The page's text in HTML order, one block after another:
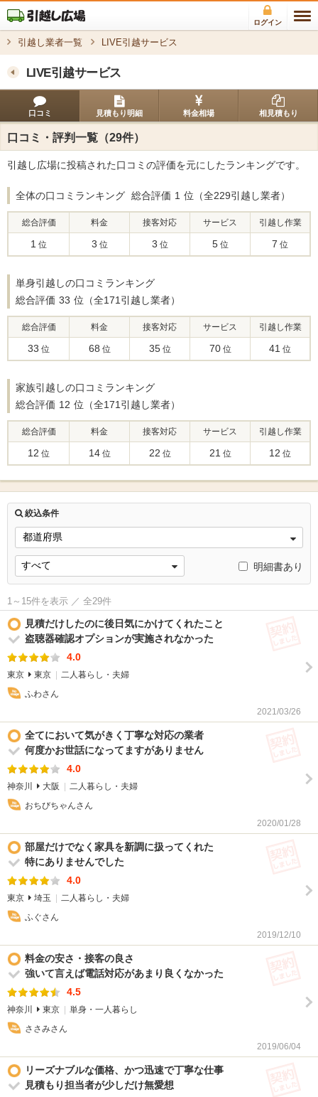
ログイン
引越し業者一覧 LIVE引越サービス
LIVE引越サービス
口コミ 見積もり明細 料金相場 相見積もり
口コミ・評判一覧（29件）
引越し広場に投稿された口コミの評価を元にしたランキングです。
全体の口コミランキング 総合評価 1 位（全229引越し業者）
総合評価 料金 接客対応 サービス 引越し作業
1 位 3 位 3 位 5 位 7 位
単身引越しの口コミランキング
総合評価 33 位（全171引越し業者）
総合評価 料金 接客対応 サービス 引越し作業
33 位 68 位 35 位 70 位 41 位
家族引越しの口コミランキング
総合評価 12 位（全171引越し業者）
総合評価 料金 接客対応 サービス 引越し作業
12 位 14 位 22 位 21 位 12 位
絞込条件
明細書あり
1～15件を表示 ／ 全29件
見積だけしたのに後日気にかけてくれたこと
盗聴器確認オプションが実施されなかった
4.0
東京 東京
二人暮らし・夫婦
ふわさん
2021/03/26
全てにおいて気がきく丁寧な対応の業者
何度かお世話になってますがありません
4.0
神奈川 大阪
二人暮らし・夫婦
おちびちゃんさん
2020/01/28
部屋だけでなく家具を新調に扱ってくれた
特にありませんでした
4.0
東京 埼玉
二人暮らし・夫婦
ふぐさん
2019/12/10
料金の安さ・接客の良さ
強いて言えば電話対応があまり良くなかった
4.5
神奈川 東京
単身・一人暮らし
ささみさん
2019/06/04
リーズナブルな価格、かつ迅速で丁寧な仕事
見積もり担当者が少しだけ無愛想